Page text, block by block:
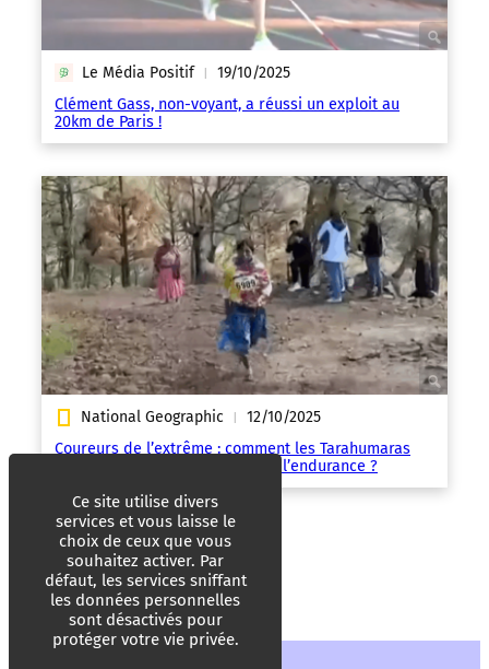
Le Média Positif | 19/10/2025
Clément Gass, non-voyant, a réussi un exploit au
20km de Paris !
National Geographic | 12/10/2025
Coureurs de l’extrême : comment les Tarahumaras
sont-ils devenus les maîtres de l’endurance ?
Ce site utilise divers
services et vous laisse le
choix de ceux que vous
souhaitez activer. Par
défaut, les services sniffant
les données personnelles
sont désactivés pour
protéger votre vie privée.